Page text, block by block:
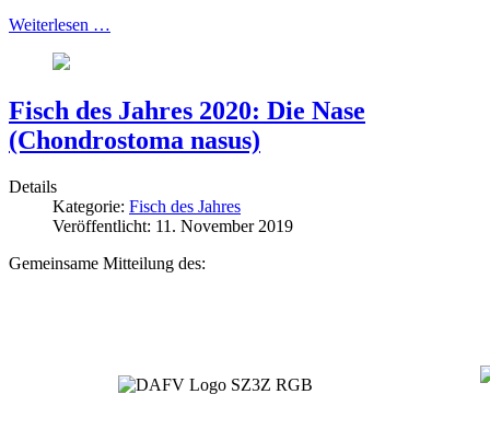
Weiterlesen …
Fisch des Jahres 2020: Die Nase
(Chondrostoma nasus)
Details
Kategorie: Fisch des Jahres
Veröffentlicht: 11. November 2019
Gemeinsame Mitteilung des: